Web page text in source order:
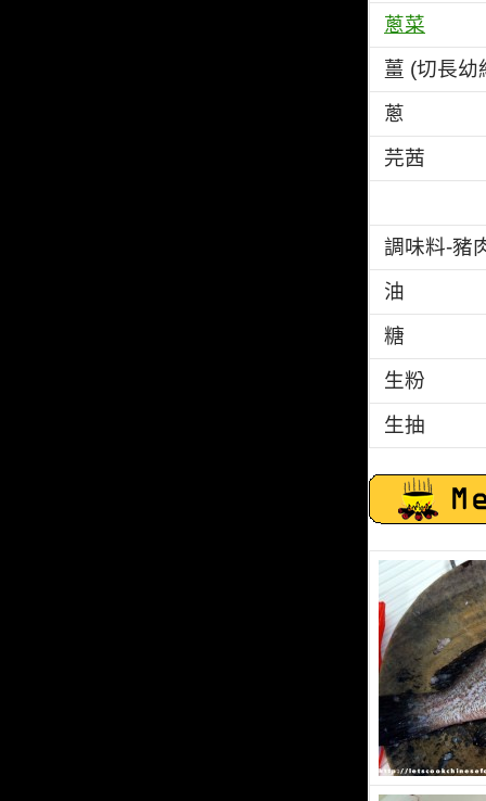
蔥菜
薑 (切長
蔥
芫茜
調味料-豬
油
糖
生粉
生抽